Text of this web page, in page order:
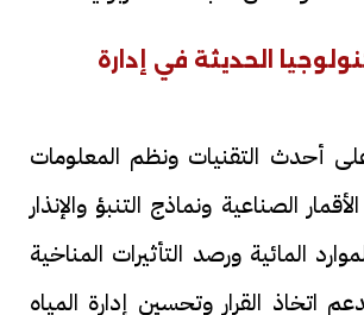
الحديثة في إدارة
على أحدث التقنيات ونظم المعلومات
الصناعية ونماذج التنبؤ والإنذار
المائية ورصد التأثيرات المناخية
اتخاذ القرار وتحسين إدارة المياه